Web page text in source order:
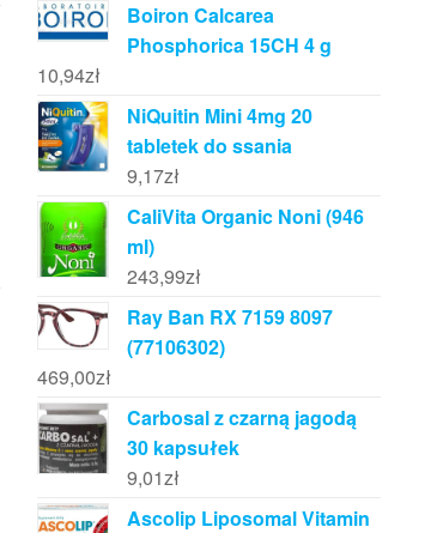
Boiron Calcarea
Phosphorica 15CH 4 g
10,94zł
NiQuitin Mini 4mg 20
tabletek do ssania
9,17zł
CaliVita Organic Noni (946
ml)
243,99zł
Ray Ban RX 7159 8097
(77106302)
469,00zł
Carbosal z czarną jagodą
30 kapsułek
9,01zł
Ascolip Liposomal Vitamin